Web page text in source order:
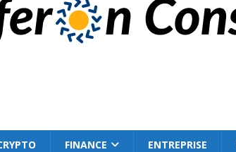
FINANCE ENTREPRISE